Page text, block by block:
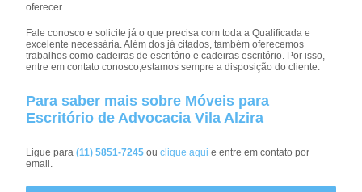
oferecer.
Fale conosco e solicite já o que precisa com toda a Qualificada e
excelente necessária. Além dos já citados, também oferecemos
trabalhos como cadeiras de escritório e cadeiras escritório. Por isso,
entre em contato conosco,estamos sempre a disposição do cliente.
Para saber mais sobre Móveis para
Escritório de Advocacia Vila Alzira
Ligue para(11) 5851-7245ouclique aqui e entre em contato por
email.